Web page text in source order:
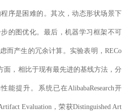
程序是困难的。其次，动态形状场景下
的图优化。最后，机器学习框架不可
而产生的冗余计算。实验表明，RECo
面，相比于现有最先进的基线方法，分
能提升。 系统已在AlibabaResearch开
Evaluation ，荣获Distinguished Art